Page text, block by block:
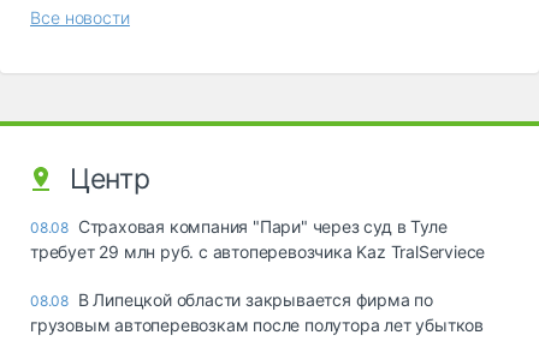
Все новости
Центр
08.08 Страховая компания "Пари" через суд в Туле
требует 29 млн руб. с автоперевозчика Kaz TralServiece
08.08 В Липецкой области закрывается фирма по
грузовым автоперевозкам после полутора лет убытков